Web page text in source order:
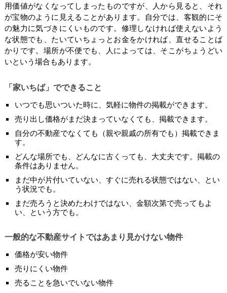
用価値がなくなってしまったものですが、人から見ると、それ
が宝物のように見えることがあります。自分では、客観的にそ
の魅力に気づきにくいものです。修理しなければ使えないよう
な状態でも、たいていちょっとお金をかければ、直せることば
かりです。場所が不便でも、人によっては、そこがちょうどい
いという場合もあります。
「家いちば」でできること
いつでも思いついた時に、気軽に物件の掲載ができます。
売り出し価格がまだ決まっていなくても、掲載できます。
自分の不動産でなくても（親や親戚の所有でも）掲載できま
す。
どんな場所でも、どんなに古くっても、大丈夫です。掲載の
条件はありません。
まだ中が片付いていない、すぐに売れる状態ではない、とい
う状況でも。
まだ売ろうと決めたわけではない、金額次第で売ってもよ
い、という方でも。
一般的な不動産サイトではあまり見かけない物件
価格が安い物件
売りにくい物件
売ることを急いでいない物件